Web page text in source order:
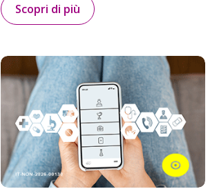
Scopri di più